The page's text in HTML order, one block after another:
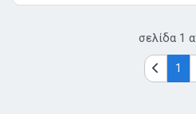
σελίδα 1
1